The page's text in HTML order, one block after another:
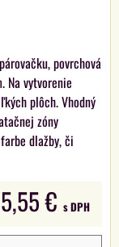
povrchová
Na vytvorenie
plôch. Vhodný
zóny
dlažby, či
€ s DPH